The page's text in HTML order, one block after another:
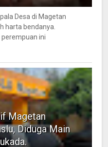
Desa di Magetan
harta bendanya.
ini
Magetan
Diduga Main